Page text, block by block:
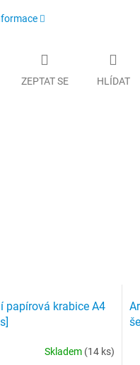
ZEPTAT SE HLÍDAT
papírová krabice A4
Skladem (14 ks)